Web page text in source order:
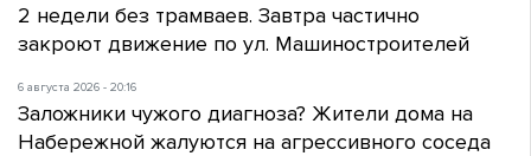
2 недели без трамваев. Завтра частично
закроют движение по ул. Машиностроителей
6 августа 2026 - 20:16
Заложники чужого диагноза? Жители дома на
Набережной жалуются на агрессивного соседа